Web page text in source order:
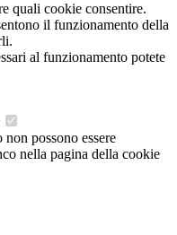
quali cookie consentire.
il funzionamento della
al funzionamento potete
possono essere
nella pagina della cookie